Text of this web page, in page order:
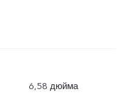
6,58 дюйма